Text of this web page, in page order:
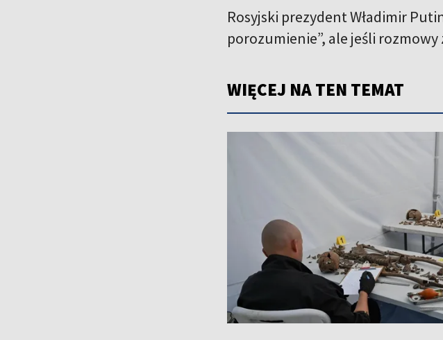
Rosyjski prezydent Władimir
porozumienie”, ale jeśli
WIĘCEJ NA TEN TEMAT